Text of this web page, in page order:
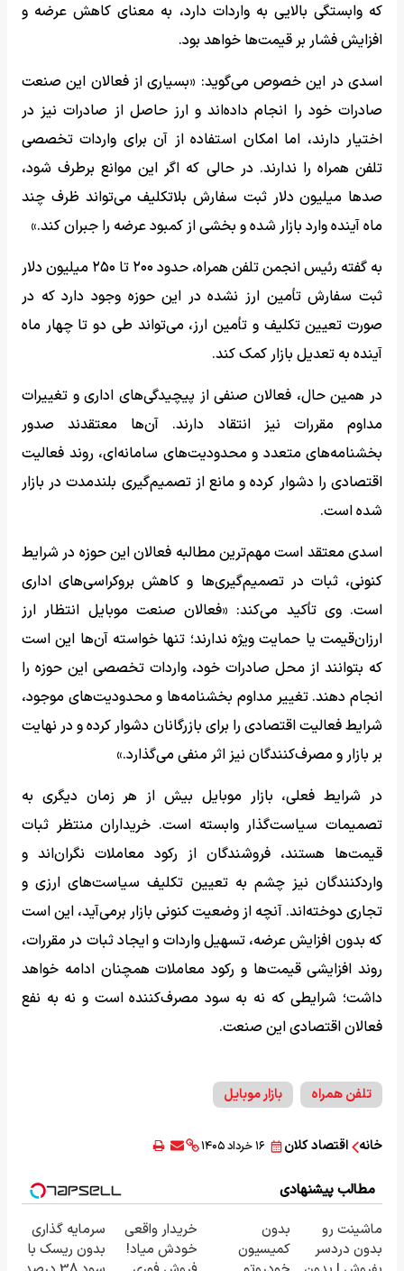
که وابستگی بالایی به واردات دارد، به معنای کاهش عرضه و
افزایش فشار بر قیمت‌ها خواهد بود.
اسدی در این خصوص می‌گوید: «بسیاری از فعالان این صنعت
صادرات خود را انجام داده‌اند و ارز حاصل از صادرات نیز در
اختیار دارند، اما امکان استفاده از آن برای واردات تخصصی
تلفن همراه را ندارند. در حالی که اگر این موانع برطرف شود،
صدها میلیون دلار ثبت سفارش بلاتکلیف می‌تواند ظرف چند
ماه آینده وارد بازار شده و بخشی از کمبود عرضه را جبران کند.»
به گفته رئیس انجمن تلفن همراه، حدود ۲۰۰ تا ۲۵۰ میلیون دلار
ثبت سفارش تأمین ارز نشده در این حوزه وجود دارد که در
صورت تعیین تکلیف و تأمین ارز، می‌تواند طی دو تا چهار ماه
آینده به تعدیل بازار کمک کند.
در همین حال، فعالان صنفی از پیچیدگی‌های اداری و تغییرات
مداوم مقررات نیز انتقاد دارند. آن‌ها معتقدند صدور
بخشنامه‌های متعدد و محدودیت‌های سامانه‌ای، روند فعالیت
اقتصادی را دشوار کرده و مانع از تصمیم‌گیری بلندمدت در بازار
شده است.
اسدی معتقد است مهم‌ترین مطالبه فعالان این حوزه در شرایط
کنونی، ثبات در تصمیم‌گیری‌ها و کاهش بروکراسی‌های اداری
است. وی تأکید می‌کند: «فعالان صنعت موبایل انتظار ارز
ارزان‌قیمت یا حمایت ویژه ندارند؛ تنها خواسته آن‌ها این است
که بتوانند از محل صادرات خود، واردات تخصصی این حوزه را
انجام دهند. تغییر مداوم بخشنامه‌ها و محدودیت‌های موجود،
شرایط فعالیت اقتصادی را برای بازرگانان دشوار کرده و در نهایت
بر بازار و مصرف‌کنندگان نیز اثر منفی می‌گذارد.»
در شرایط فعلی، بازار موبایل بیش از هر زمان دیگری به
تصمیمات سیاست‌گذار وابسته است. خریداران منتظر ثبات
قیمت‌ها هستند، فروشندگان از رکود معاملات نگران‌اند و
واردکنندگان نیز چشم به تعیین تکلیف سیاست‌های ارزی و
تجاری دوخته‌اند. آنچه از وضعیت کنونی بازار برمی‌آید، این است
که بدون افزایش عرضه، تسهیل واردات و ایجاد ثبات در مقررات،
روند افزایشی قیمت‌ها و رکود معاملات همچنان ادامه خواهد
داشت؛ شرایطی که نه به سود مصرف‌کننده است و نه به نفع
فعالان اقتصادی این صنعت.
تلفن همراه بازار موبایل
خانه اقتصاد کلان ۱۶ خرداد ۱۴۰۵
مطالب پیشنهادی
ماشینت رو
بدون دردسر
بدون
کمیسیون
خریدار واقعی
خودش میاد!
سرمایه گذاری
بدون ریسک با